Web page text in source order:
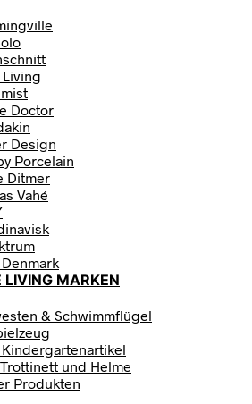
Living
Doctor
Design
Porcelain
Ditmer
Vahé
LIVING MARKEN
& Schwimmflügel
und Helme
Produkten